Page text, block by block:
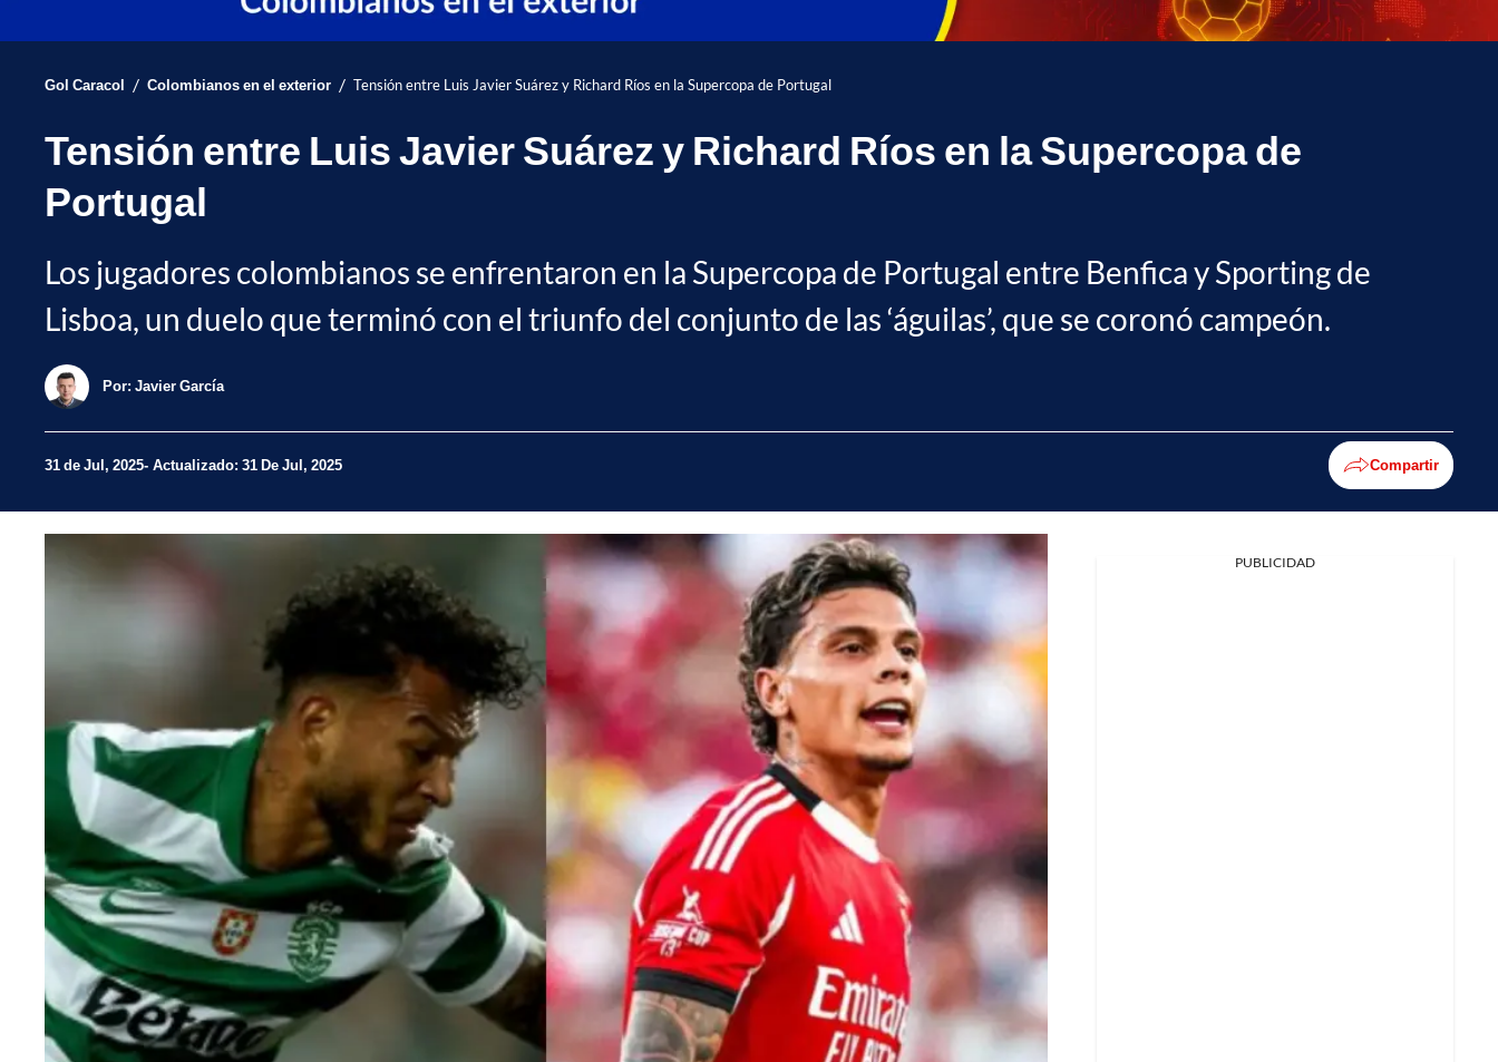
Gol Caracol / Colombianos en el exterior / Tensión entre Luis Javier Suárez y Richard Ríos en la Supercopa de Portugal
Tensión entre Luis Javier Suárez y Richard Ríos en la Supercopa de
Portugal
Los jugadores colombianos se enfrentaron en la Supercopa de Portugal entre Benfica y Sporting de
Lisboa, un duelo que terminó con el triunfo del conjunto de las ‘águilas’, que se coronó campeón.
Por: Javier García
31 de Jul, 2025 Actualizado: 31 De Jul, 2025 Compartir
PUBLICIDAD